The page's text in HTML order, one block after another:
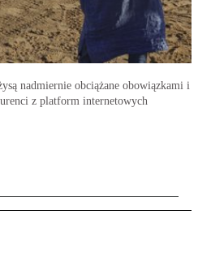
nadmiernie obciążane obowiązkami i
z platform internetowych